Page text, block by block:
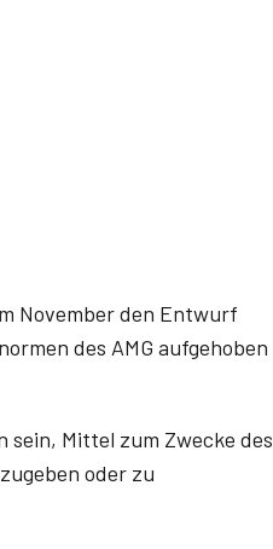
November den Entwurf
des AMG aufgehoben
sein, Mittel zum Zwecke des
oder zu